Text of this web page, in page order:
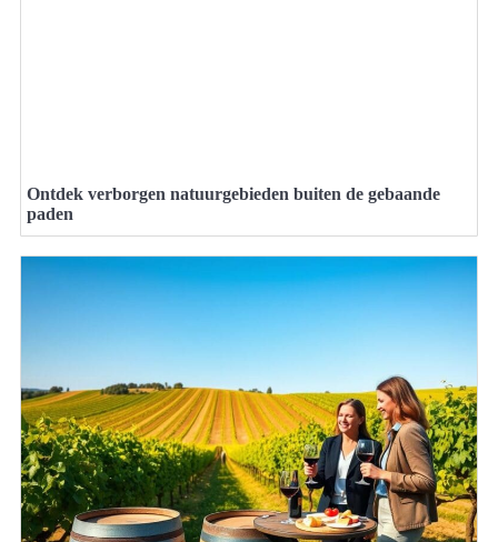
Ontdek verborgen natuurgebieden buiten de gebaande
paden